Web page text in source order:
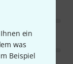
ein
was
Beispiel